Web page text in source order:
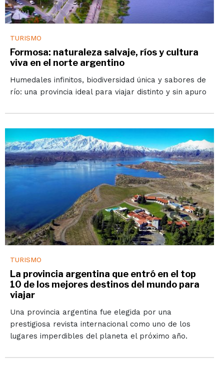
TURISMO
Formosa: naturaleza salvaje, ríos y cultura
viva en el norte argentino
Humedales infinitos, biodiversidad única y sabores de
río: una provincia ideal para viajar distinto y sin apuro
TURISMO
La provincia argentina que entró en el top
10 de los mejores destinos del mundo para
viajar
Una provincia argentina fue elegida por una
prestigiosa revista internacional como uno de los
lugares imperdibles del planeta el próximo año.